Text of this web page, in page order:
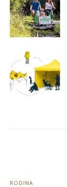
RODINA